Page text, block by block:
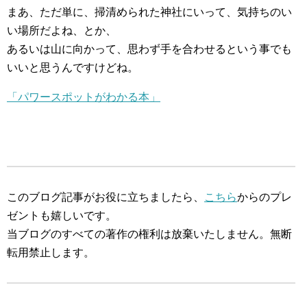
まあ、ただ単に、掃清められた神社にいって、気持ちのい
い場所だよね、とか、
あるいは山に向かって、思わず手を合わせるという事でも
いいと思うんですけどね。
「パワースポットがわかる本」
このブログ記事がお役に立ちましたら、 こちらからのプレ
ゼントも嬉しいです。
当ブログのすべての著作の権利は放棄いたしません。無断
転用禁止します。